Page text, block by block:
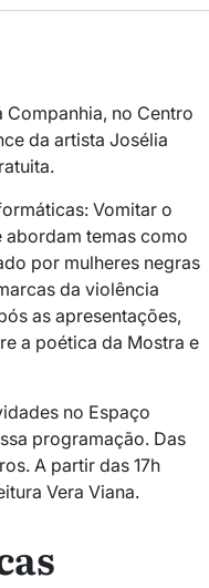
Companhia, no Centro
da artista Josélia
Vomitar o
abordam temas como
por mulheres negras
da violência
as apresentações,
a poética da Mostra e
no Espaço
programação. Das
A partir das 17h
Vera Viana.